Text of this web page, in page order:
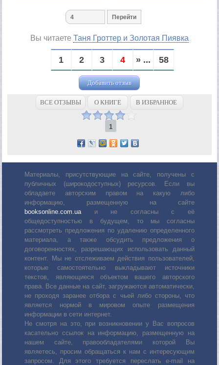
Вы читаете Таня Гроттер и Золотая Пиявка
1 2 3 4 » ... 58
Добавить отзыв
ВСЕ ОТЗЫВЫ О КНИГЕ В ИЗБРАННОЕ
1
Материалы, присутствующие на сайте, получены с
публичных (широкодоступных) ресурсов. Если вы
обладаете авторским правом на какую либо
информацию, размещенную на сайте
booksonline.com.uaи не согласны с её
общедоступностью в будущем, то мы согласны
рассмотреть предложения по удалению определенного
материала, а также обсудить предложения о
договоренностях, разрешающих использовать данный
контент. Мы не отслеживаем действия пользователей,
которые самостоятельно выкладывают источники
текстов, являющиеся объектом вашего авторского
права. Все данные на сайт, загружаются автоматически,
не проходя заранее отбора с чьей либо стороны, что
является нормой в мировом опыте размещения
информации в сети интернет.
Не смотря на это, при возникновении у Вас вопросов
касательно ссылок на информацию, размещенную на
нашем сайте, правообладателями которой Вы
являетесь, просим обращаться к нам с интересующим
запросом. Для этого требуется переслать е-mail на